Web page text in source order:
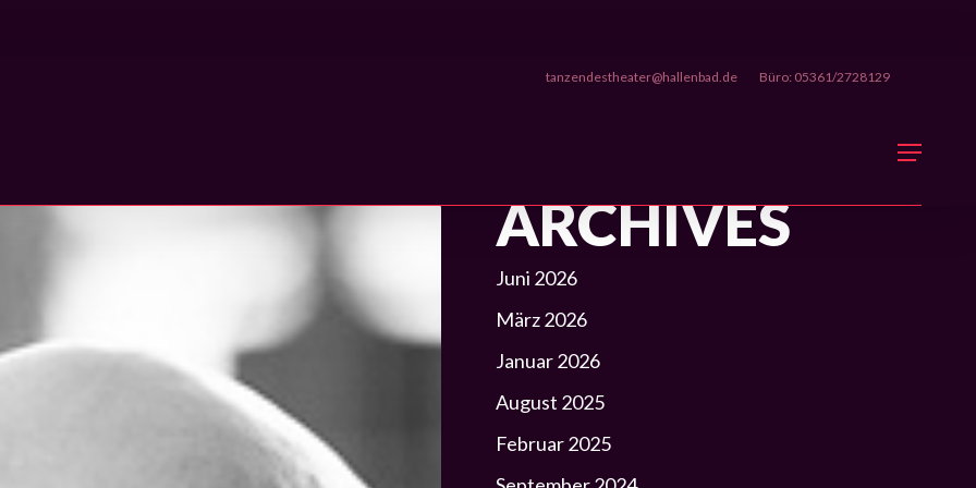
tanzendestheater@hallenbad.de Büro: 05361/2728129
Menu
ARCHIVES
Juni 2026
März 2026
Januar 2026
August 2025
Februar 2025